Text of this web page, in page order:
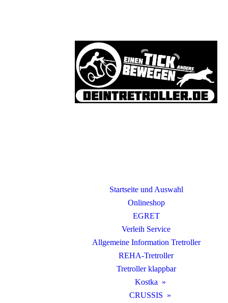
Startseite und Auswahl
Onlineshop
EGRET
Verleih Service
Allgemeine Information Tretroller
REHA-Tretroller
Tretroller klappbar
Kostka
CRUSSIS